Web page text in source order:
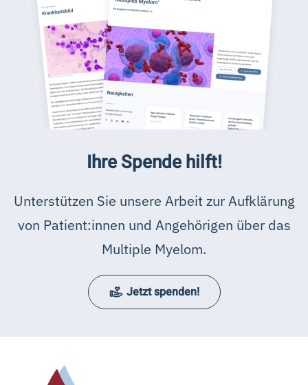
Ihre Spende hilft!
Unterstützen Sie unsere Arbeit zur Aufklärung
von Patient:innen und Angehörigen über das
Multiple Myelom.
Jetzt spenden!